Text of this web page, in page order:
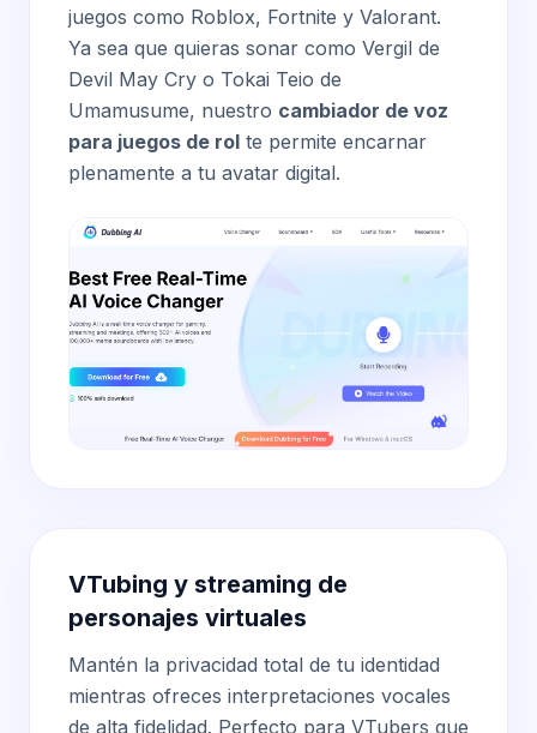
juegos como Roblox, Fortnite y Valorant.
Ya sea que quieras sonar como Vergil de
Devil May Cry o Tokai Teio de
Umamusume, nuestro cambiador de voz
para juegos de rol te permite encarnar
plenamente a tu avatar digital.
VTubing y streaming de
personajes virtuales
Mantén la privacidad total de tu identidad
mientras ofreces interpretaciones vocales
de alta fidelidad. Perfecto para VTubers que